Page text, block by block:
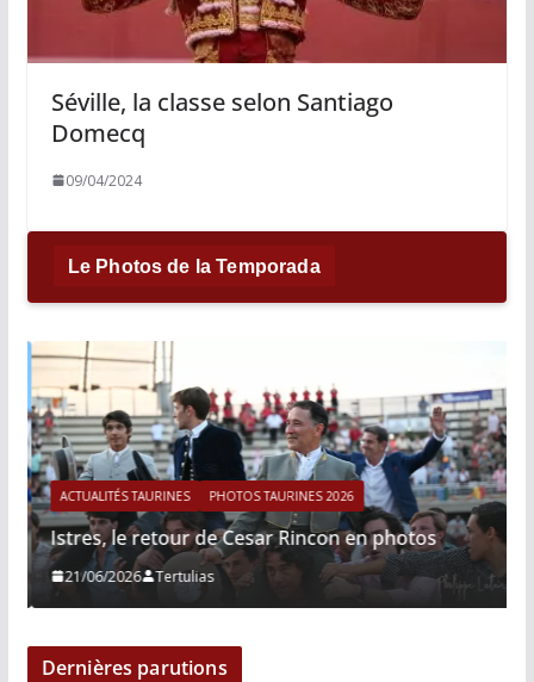
Séville, la classe selon Santiago
Domecq
09/04/2024
Le Photos de la Temporada
ACTUALITÉS TAURINES PHOTOS TAURINES 2026
Istres, le retour de Cesar Rincon en photos
21/06/2026 Tertulias
Dernières parutions